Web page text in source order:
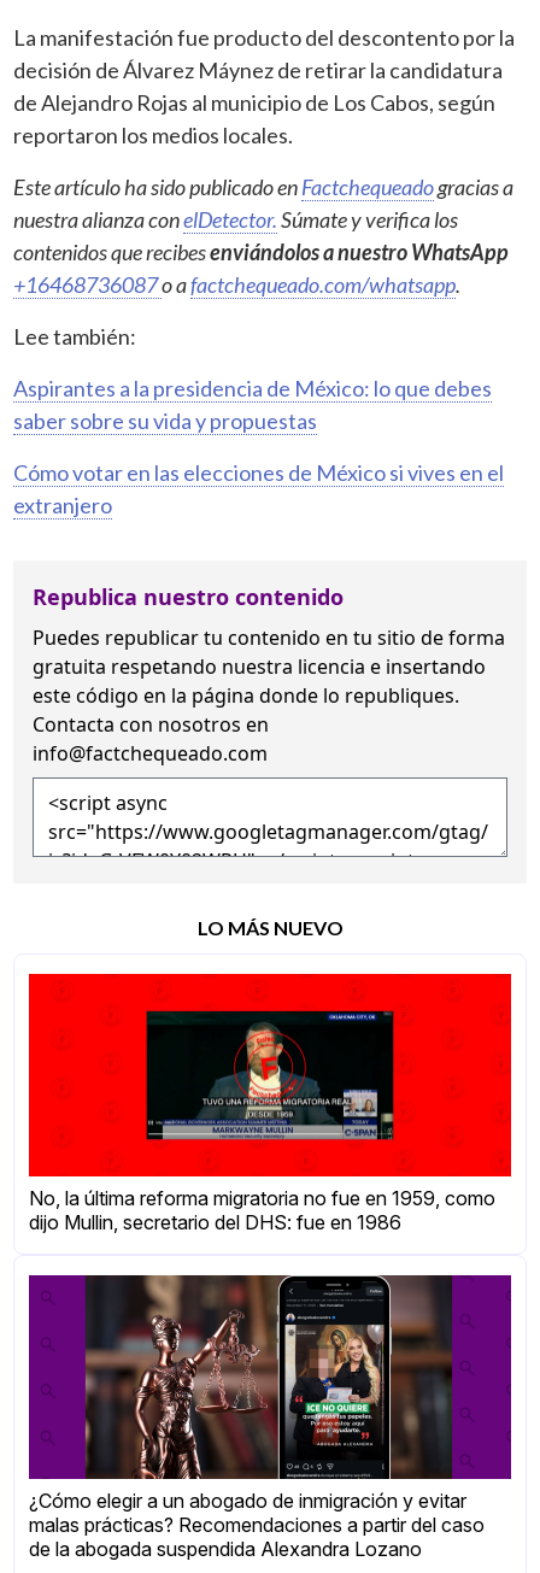
La manifestación fue producto del descontento por la
decisión de Álvarez Máynez de retirar la candidatura
de Alejandro Rojas al municipio de Los Cabos, según
reportaron los medios locales.
Este artículo ha sido publicado enFactchequeadogracias a
nuestra alianza conelDetector.Súmate y verifica los
contenidos que recibesenviándolos a nuestro WhatsApp
+16468736087o afactchequeado.com/whatsapp.
Lee también:
Aspirantes a la presidencia de México: lo que debes
saber sobre su vida y propuestas
Cómo votar en las elecciones de México si vives en el
extranjero
Republica nuestro contenido
Puedes republicar tu contenido en tu sitio de forma
gratuita respetando nuestra licencia e insertando
este código en la página donde lo republiques.
Contacta con nosotros en
info@factchequeado.com
LO MÁS NUEVO
No, la última reforma migratoria no fue en 1959, como
dijo Mullin, secretario del DHS: fue en 1986
¿Cómo elegir a un abogado de inmigración y evitar
malas prácticas? Recomendaciones a partir del caso
de la abogada suspendida Alexandra Lozano